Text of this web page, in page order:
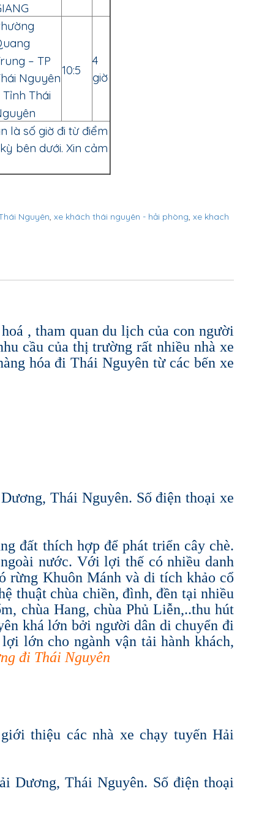
– TP
Nguyên
Tỉnh Thái
10:5
4
giờ
là số giờ đi từ điểm
bên dưới. Xin cảm
Nguyên, xe khách thái nguyên - hải phòng, xe khach
, tham quan du lịch của con người
cầu của thị trường rất nhiều nhà xe
hóa đi Thái Nguyên từ các bến xe
Thái Nguyên. Số điện thoại xe
đất thích hợp để phát triển cây chè.
nước. Với lợi thế có nhiều danh
rừng Khuôn Mánh và di tích khảo cổ
thuật chùa chiền, đình, đền tại nhiều
chùa Hang, chùa Phủ Liễn,..thu hút
khá lớn bởi người dân di chuyển đi
lớn cho ngành vận tải hành khách,
đi Thái Nguyên
thiệu các nhà xe chạy tuyến Hải
Dương, Thái Nguyên. Số điện thoại